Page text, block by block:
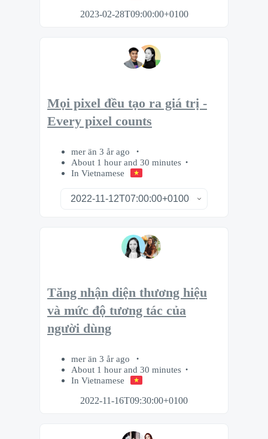
2023-02-28T09:00:00+0100
Mọi pixel đều tạo ra giá trị -
Every pixel counts
mer än 3 år ago
About 1 hour and 30 minutes
In Vietnamese
Tăng nhận diện thương hiệu
và mức độ tương tác của
người dùng
mer än 3 år ago
About 1 hour and 30 minutes
In Vietnamese
2022-11-16T09:30:00+0100